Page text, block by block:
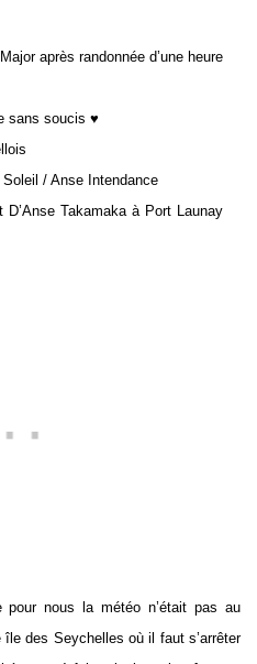
après randonnée d’une heure
sans soucis ♥
/ Anse Intendance
Takamaka à Port Launay
nous la météo n’était pas au
des Seychelles où il faut s’arrêter